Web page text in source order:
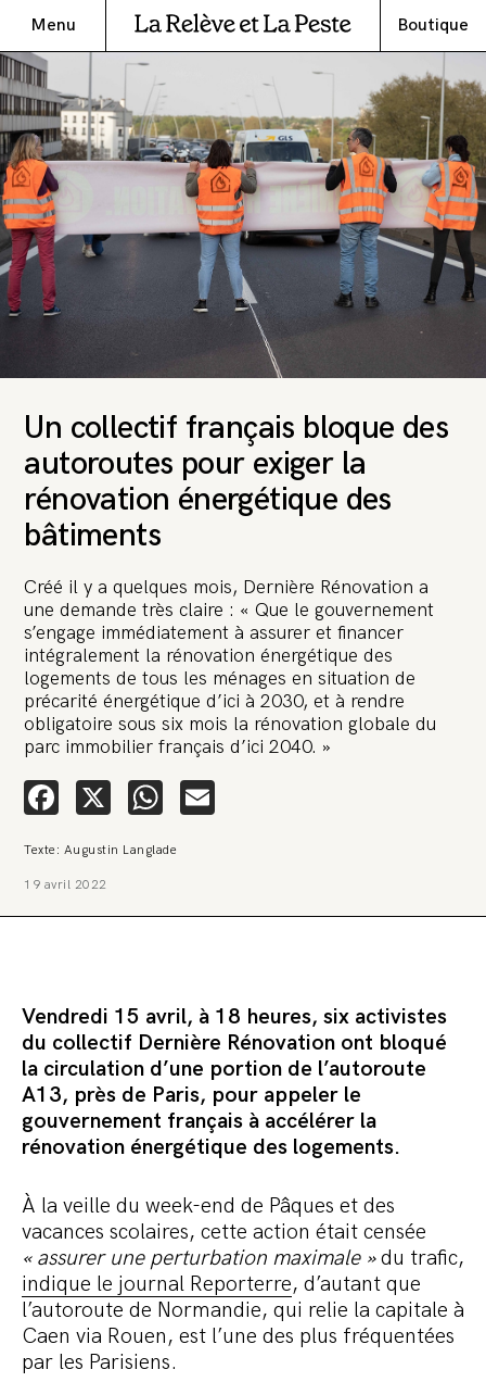
Menu Boutique
Un collectif français bloque des
autoroutes pour exiger la
rénovation énergétique des
bâtiments
Créé il y a quelques mois, Dernière Rénovation a
une demande très claire : « Que le gouvernement
s’engage immédiatement à assurer et financer
intégralement la rénovation énergétique des
logements de tous les ménages en situation de
précarité énergétique d’ici à 2030, et à rendre
obligatoire sous six mois la rénovation globale du
parc immobilier français d’ici 2040. »
Facebook
X WhatsApp
Texte: Augustin Langlade
19 avril 2022
Vendredi 15 avril, à 18 heures, six activistes
du collectif Dernière Rénovation ont bloqué
la circulation d’une portion de l’autoroute
A13, près de Paris, pour appeler le
gouvernement français à accélérer la
rénovation énergétique des logements.
À la veille du week-end de Pâques et des
vacances scolaires, cette action était censée
« assurer une perturbation maximale »du trafic,
indique le journal Reporterre, d’autant que
l’autoroute de Normandie, qui relie la capitale à
Caen via Rouen, est l’une des plus fréquentées
par les Parisiens.
🚨 L’heure est grave. Une
multinationale tente d’anéantir La
Relève et La Peste 🤯
🔥 Le groupe Pierre Fabre, qui pèse 3,2 milliards d’euros, nous
Une procédure bâillon. Notre tort ? Avoir voulu protéger
l’anonymat d’un habitant inquiet pour sa santé. Et aujourd’hui elle
aujourd’hui une grande campagne de soutien avec un premier
Continuer de lire l’article